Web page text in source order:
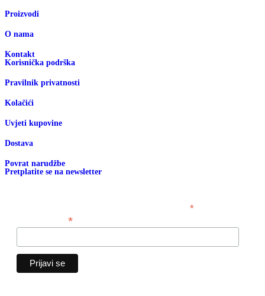
Proizvodi
O nama
Kontakt
Korisnička podrška
Pravilnik privatnosti
Kolačići
Uvjeti kupovine
Dostava
Povrat narudžbe
Pretplatite se na newsletter
*
*